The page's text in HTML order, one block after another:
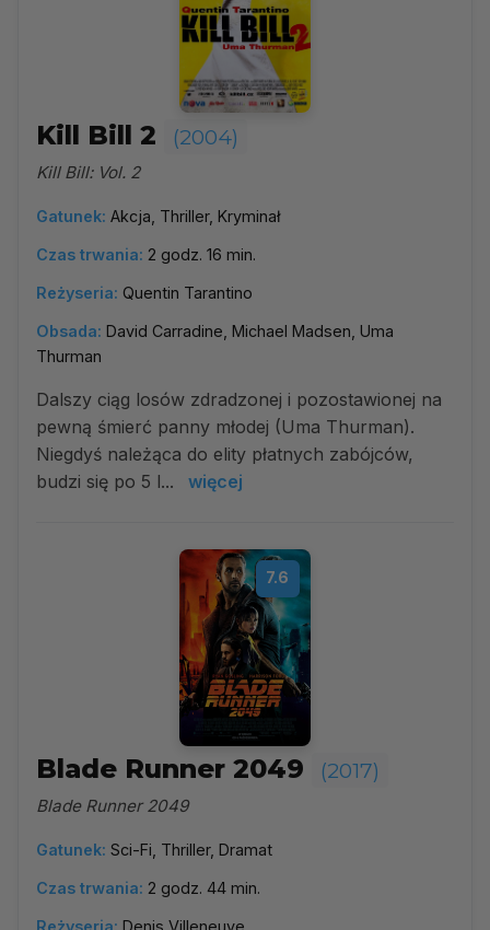
Kill Bill 2 (2004)
Kill Bill: Vol. 2
Gatunek: Akcja, Thriller, Kryminał
Czas trwania: 2 godz. 16 min.
Reżyseria: Quentin Tarantino
Obsada: David Carradine, Michael Madsen, Uma
Thurman
Dalszy ciąg losów zdradzonej i pozostawionej na
pewną śmierć panny młodej (Uma Thurman).
Niegdyś należąca do elity płatnych zabójców,
budzi się po 5 l...
więcej
7.6
Blade Runner 2049 (2017)
Blade Runner 2049
Gatunek: Sci-Fi, Thriller, Dramat
Czas trwania: 2 godz. 44 min.
Reżyseria: Denis Villeneuve